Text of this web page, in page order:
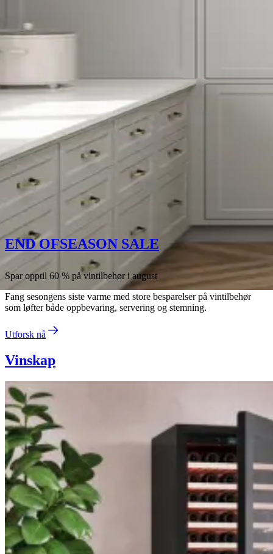
END OFSEASON SALE
END OF
Spar opptil 60 % på vintilbehør i august
Fang sesongens siste varme med store besparelser på vintilbehør
som løfter både oppbevaring, servering og stemning.
Utforsk nå
Vinskap